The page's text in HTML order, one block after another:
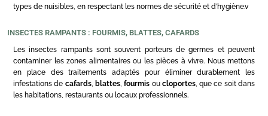
types de nuisibles, en respectant les normes de sécurité et d’hygiène.v
INSECTES RAMPANTS : FOURMIS, BLATTES, CAFARDS
Les insectes rampants sont souvent porteurs de germes et peuvent
contaminer les zones alimentaires ou les pièces à vivre. Nous mettons
en place des traitements adaptés pour éliminer durablement les
infestations de cafards, blattes,fourmis ou cloportes, que ce soit dans
les habitations, restaurants ou locaux professionnels.